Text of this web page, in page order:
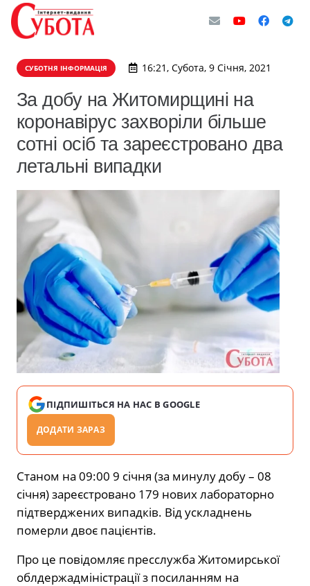
СУБОТНЯ ІНФОРМАЦІЯ 16:21, Субота, 9 Січня, 2021
За добу на Житомирщині на
коронавірус захворіли більше
сотні осіб та зареєстровано два
летальні випадки
ПІДПИШІТЬСЯ НА НАС В GOOGLE
ДОДАТИ ЗАРАЗ
Станом на 09:00 9 січня (за минулу добу – 08
січня) зареєстровано 179 нових лабораторно
підтверджених випадків. Від ускладнень
померли двоє пацієнтів.
Про це повідомляє пресслужба Житомирської
облдержадміністрації з посиланням на